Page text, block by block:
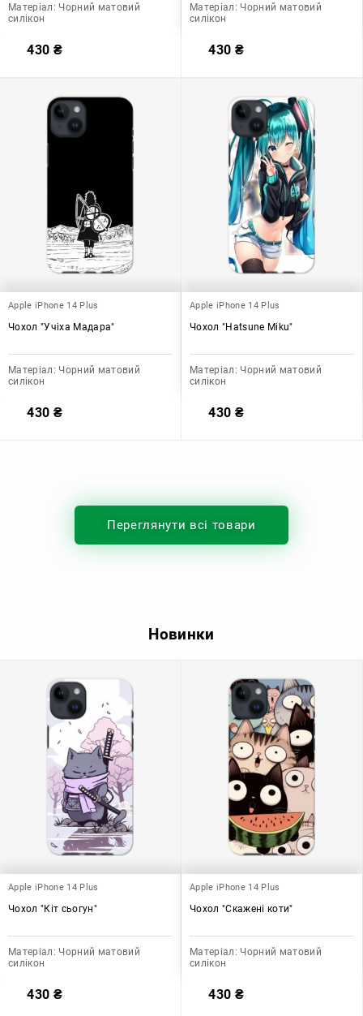
Матеріал: Чорний матовий
силікон
430 ₴
Матеріал: Чорний матовий
силікон
430 ₴
Apple iPhone 14 Plus
Чохол "Учіха Мадара"
Матеріал: Чорний матовий
силікон
430 ₴
Apple iPhone 14 Plus
Чохол "Hatsune Miku"
Матеріал: Чорний матовий
силікон
430 ₴
Переглянути всі товари
Новинки
Apple iPhone 14 Plus
Чохол "Кіт сьогун"
Матеріал: Чорний матовий
силікон
430 ₴
Apple iPhone 14 Plus
Чохол "Скажені коти"
Матеріал: Чорний матовий
силікон
430 ₴